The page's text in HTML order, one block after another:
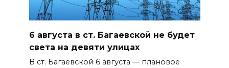
6 августа в ст. Багаевской не будет
света на девяти улицах
В ст. Багаевской 6 августа — плановое